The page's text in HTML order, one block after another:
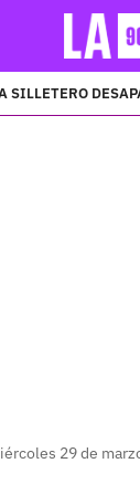
SILLETERO
29 de